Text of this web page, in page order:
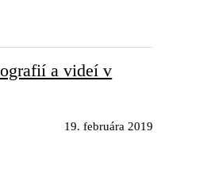
a videí v
19. februára 2019